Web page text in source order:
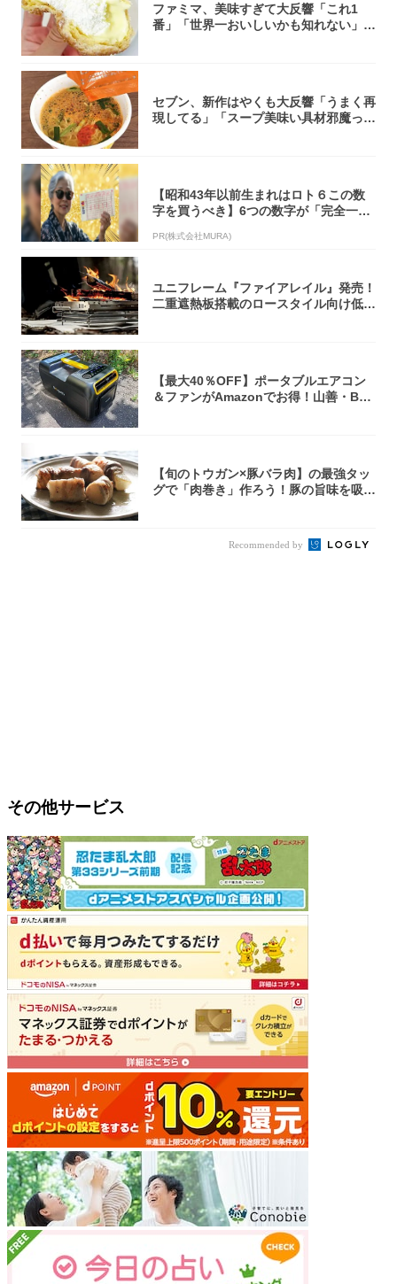
ファミマ、美味すぎて大反響「これ1
番」「世界一おいしいかも知れない」
セブン、新作はやくも大反響「うまく再
現してる」「スープ美味い具材邪魔って
【昭和43年以前生まれはロト６この数
字を買うべき】6つの数字が「完全一
PR(株式会社MURA)
ユニフレーム『ファイアレイル』発売！
二重遮熱板搭載のロースタイル向け低型
【最大40％OFF】ポータブルエアコン
＆ファンがAmazonでお得！山善・Bo
【旬のトウガン×豚バラ肉】の最強タッ
グで「肉巻き」作ろう！豚の旨味を吸い
Recommended by
その他サービス